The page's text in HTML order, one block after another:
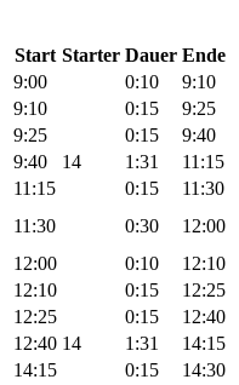
Start Starter Dauer Ende
9:00 0:10
9:10
9:10 0:15
9:25
9:25 0:15
9:40
9:40 14 1:31
11:15
11:15 0:15
11:30
11:30 0:30
12:00
12:00 0:10
12:10
12:10 0:15
12:25
12:25 0:15
12:40
12:40 14 1:31
14:15
14:15 0:15
14:30